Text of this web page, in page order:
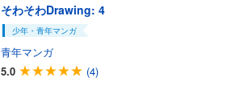
そわそわDrawing: 4
少年・青年マンガ
青年マンガ
5.0
(4)